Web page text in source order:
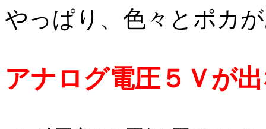
やっぱり、色々とポカ
アナログ電圧５Ｖが